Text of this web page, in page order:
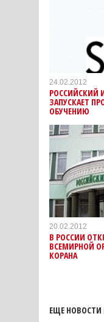
24.02.2012
РОССИЙСКИЙ
ЗАПУСКАЕТ
ОБУЧЕНИЮ
20.02.2012
В РОССИИ
ВСЕМИРНОЙ
КОРАНА
ЕЩЕ НОВОСТИ